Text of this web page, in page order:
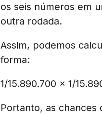
os seis números em
outra rodada.
Assim, podemos
forma:
1/15.890.700 x 1/
Portanto, as chances